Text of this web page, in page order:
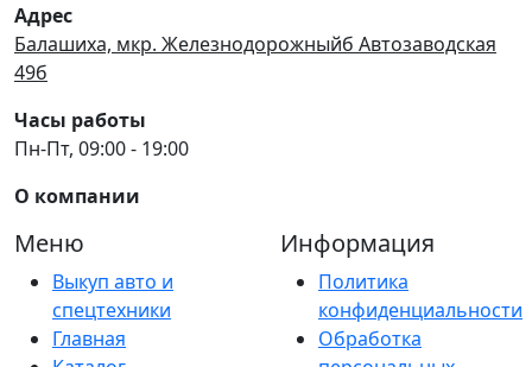
Адрес
Балашиха, мкр. Железнодорожныйб Автозаводская
49б
Часы работы
Пн-Пт, 09:00 - 19:00
О компании
Меню
Выкуп авто и
спецтехники
Главная
Информация
Политика
конфиденциальности
Обработка